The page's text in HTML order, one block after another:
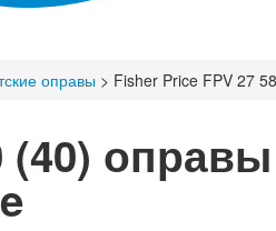
оправы > Fisher Price FPV 27
(40) оправы